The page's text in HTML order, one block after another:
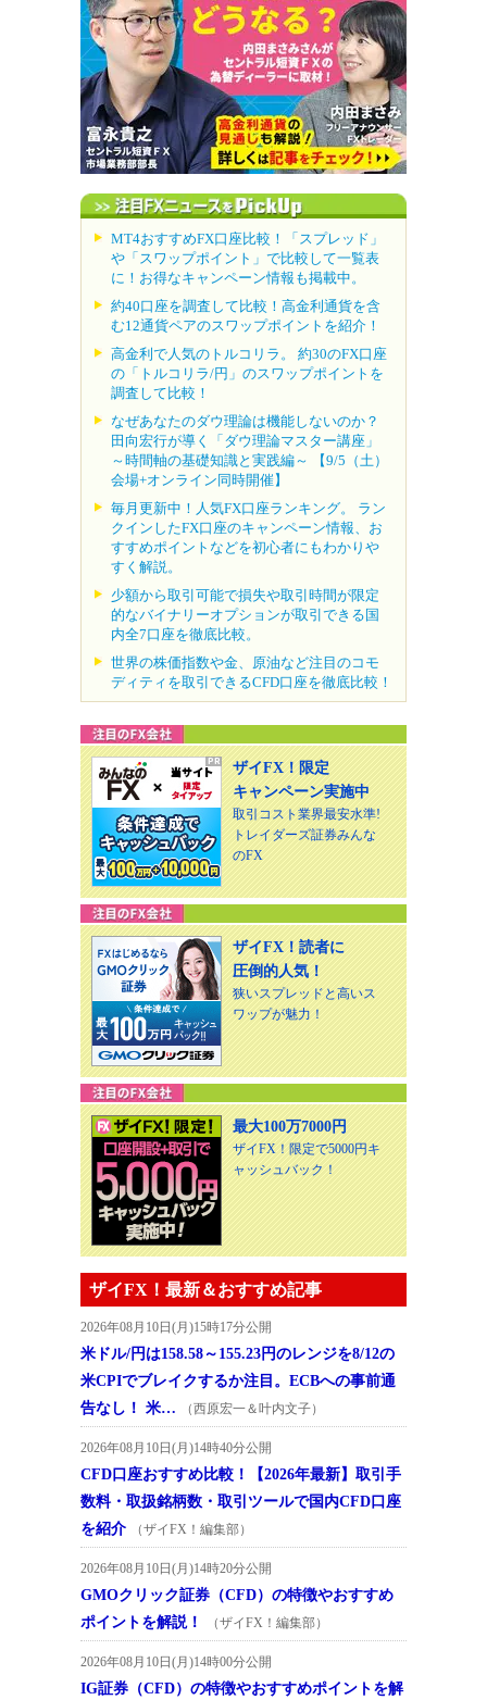
MT4おすすめFX口座比較！「スプレッド」
や「スワップポイント」で比較して一覧表
に！お得なキャンペーン情報も掲載中。
約40口座を調査して比較！高金利通貨を含
む12通貨ペアのスワップポイントを紹介！
高金利で人気のトルコリラ。 約30のFX口座
の「トルコリラ/円」のスワップポイントを
調査して比較！
なぜあなたのダウ理論は機能しないのか？
田向宏行が導く「ダウ理論マスター講座」
～時間軸の基礎知識と実践編～ 【9/5（土）
会場+オンライン同時開催】
毎月更新中！人気FX口座ランキング。 ラン
クインしたFX口座のキャンペーン情報、お
すすめポイントなどを初心者にもわかりや
すく解説。
少額から取引可能で損失や取引時間が限定
的なバイナリーオプションが取引できる国
内全7口座を徹底比較。
世界の株価指数や金、原油など注目のコモ
ディティを取引できるCFD口座を徹底比較！
ザイFX！限定
キャンペーン実施中
取引コスト業界最安水準!
トレイダーズ証券みんな
のFX
ザイFX！読者に
圧倒的人気！
狭いスプレッドと高いス
ワップが魅力！
最大100万7000円
ザイFX！限定で5000円キ
ャッシュバック！
ザイFX！最新＆おすすめ記事
2026年08月10日(月)15時17分公開
米ドル/円は158.58～155.23円のレンジを8/12の
米CPIでブレイクするか注目。ECBへの事前通
告なし！ 米…
（西原宏一＆叶内文子）
2026年08月10日(月)14時40分公開
CFD口座おすすめ比較！【2026年最新】取引手
数料・取扱銘柄数・取引ツールで国内CFD口座
を紹介
（ザイFX！編集部）
2026年08月10日(月)14時20分公開
GMOクリック証券（CFD）の特徴やおすすめ
ポイントを解説！
（ザイFX！編集部）
2026年08月10日(月)14時00分公開
IG証券（CFD）の特徴やおすすめポイントを解